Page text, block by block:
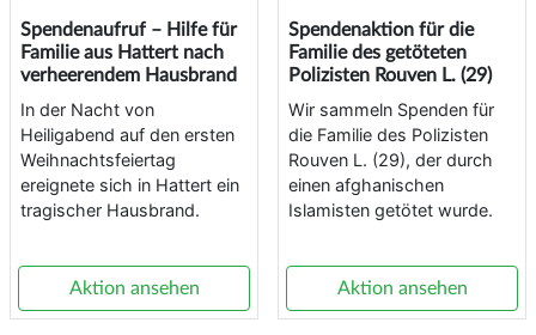
Spendenaufruf – Hilfe für
Familie aus Hattert nach
verheerendem Hausbrand
In der Nacht von
Heiligabend auf den ersten
Weihnachtsfeiertag
ereignete sich in Hattert ein
tragischer Hausbrand.
Aktion ansehen
Spendenaktion für die
Familie des getöteten
Polizisten Rouven L. (29)
Wir sammeln Spenden für
die Familie des Polizisten
Rouven L. (29), der durch
einen afghanischen
Islamisten getötet wurde.
Aktion ansehen